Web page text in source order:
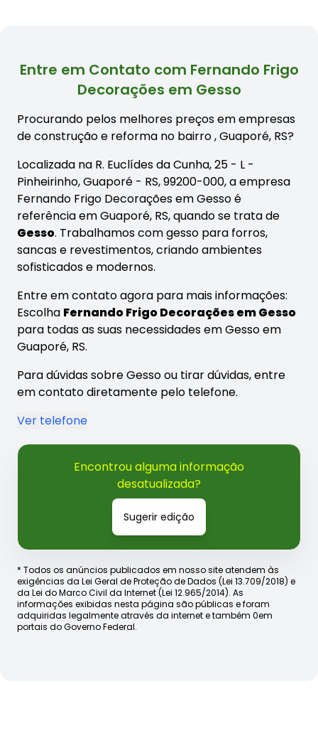
Entre em Contato com Fernando Frigo
Decorações em Gesso
Procurando pelos melhores preços em empresas
de construção e reforma no bairro, Guaporé, RS?
Localizada na R. Euclídes da Cunha, 25 - L -
Pinheirinho, Guaporé - RS, 99200-000, a empresa
Fernando Frigo Decorações em Gesso é
referência em Guaporé, RS, quando se trata de
Gesso. Trabalhamos com gesso para forros,
sancas e revestimentos, criando ambientes
sofisticados e modernos.
Entre em contato agora para mais informações:
Escolha Fernando Frigo Decorações em Gesso
para todas as suas necessidades em Gesso em
Guaporé, RS.
Para dúvidas sobre Gesso ou tirar dúvidas, entre
em contato diretamente pelo telefone.
Ver telefone
Encontrou alguma informação
desatualizada?
Sugerir edição
* Todos os anúncios publicados em nosso site atendem às
exigências da Lei Geral de Proteção de Dados (Lei 13.709/2018) e
da Lei do Marco Civil da Internet (Lei 12.965/2014). As
informações exibidas nesta página são públicas e foram
adquiridas legalmente através da internet e também 0em
portais do Governo Federal.